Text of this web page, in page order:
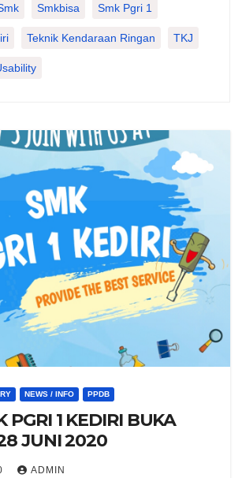
Smkbisa Smk Pgri 1
Teknik Kendaraan Ringan TKJ
NEWS / INFO PPDB
PGRI 1 KEDIRI BUKA
JUNI 2020
ADMIN